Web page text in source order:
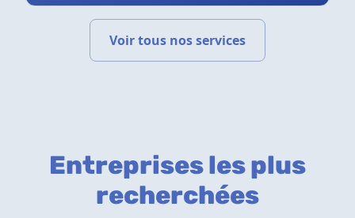
Voir tous nos services
Entreprises les plus
recherchées